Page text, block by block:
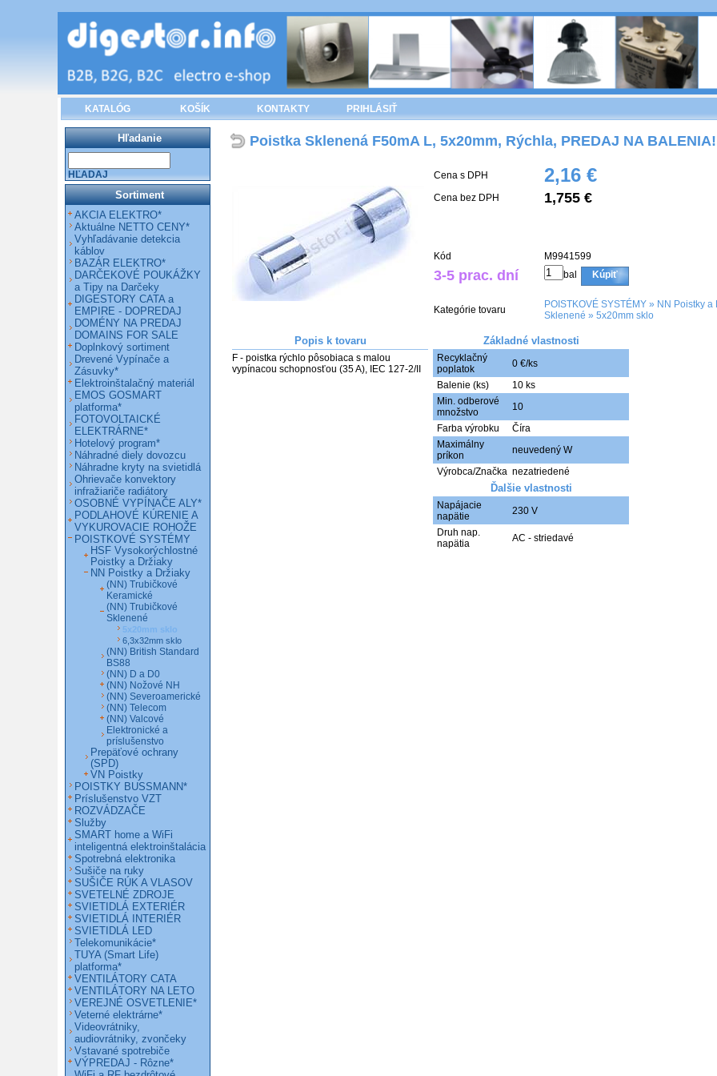
KATALÓG KOŠÍK KONTAKTY PRIHLÁSIŤ
Poistka Sklenená F50mA L, 5x20mm, Rýchla, PREDAJ NA
Cena s DPH 2,16 €
Cena bez DPH 1,755 €
Kód M9941599
3-5 prac. dní bal Kúpiť
Kategórie tovaru POISTKOVÉ SYSTÉMY » NN Poistky a
Sklenené » 5x20mm sklo
Popis k tovaru
F - poistka rýchlo pôsobiaca s malou
vypínacou schopnosťou (35 A), IEC 127-2/II
Základné vlastnosti
Recyklačný
poplatok
0 €/ks
Balenie (ks)
10 ks
Min. odberové
množstvo
10
Farba výrobku
Číra
Maximálny
príkon
neuvedený W
Výrobca/Značka nezatriedené
Ďalšie vlastnosti
Napájacie
napätie
230 V
Druh nap.
napätia
AC - striedavé
Hľadanie
HĽADAJ
Sortiment
AKCIA ELEKTRO*
Aktuálne NETTO CENY*
Vyhľadávanie detekcia
káblov
BAZÁR ELEKTRO*
DARČEKOVÉ POUKÁŽKY
a Tipy na Darčeky
DIGESTORY CATA a
EMPIRE - DOPREDAJ
DOMÉNY NA PREDAJ
DOMAINS FOR SALE
Doplnkový sortiment
Drevené Vypínače a
Zásuvky*
Elektroinštalačný materiál
EMOS GOSMART
platforma*
FOTOVOLTAICKÉ
ELEKTRÁRNE*
Hotelový program*
Náhradné diely dovozcu
Náhradne kryty na svietidlá
Ohrievače konvektory
infražiariče radiátory
OSOBNÉ VYPÍNAČE ALY*
PODLAHOVÉ KÚRENIE A
VYKUROVACIE ROHOŽE
POISTKOVÉ SYSTÉMY
HSF Vysokorýchlostné
Poistky a Držiaky
NN Poistky a Držiaky
(NN) Trubičkové
Keramické
(NN) Trubičkové
Sklenené
5x20mm sklo
6,3x32mm sklo
(NN) British Standard
BS88
(NN) D a D0
(NN) Nožové NH
(NN) Severoamerické
(NN) Telecom
(NN) Valcové
Elektronické a
príslušenstvo
Prepäťové ochrany
(SPD)
VN Poistky
POISTKY BUSSMANN*
Príslušenstvo VZT
ROZVÁDZAČE
Služby
SMART home a WiFi
inteligentná elektroinštalácia
Spotrebná elektronika
Sušiče na ruky
SUŠIČE RÚK A VLASOV
SVETELNÉ ZDROJE
SVIETIDLÁ EXTERIÉR
SVIETIDLÁ INTERIÉR
SVIETIDLÁ LED
Telekomunikácie*
TUYA (Smart Life)
platforma*
VENTILÁTORY CATA
VENTILÁTORY NA LETO
VEREJNÉ OSVETLENIE*
Veterné elektrárne*
Videovrátniky,
audiovrátniky, zvončeky
Vstavané spotrebiče
VÝPREDAJ - Rôzne*